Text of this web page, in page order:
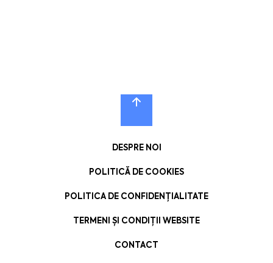
DESPRE NOI
POLITICĂ DE COOKIES
POLITICA DE CONFIDENȚIALITATE
TERMENI ȘI CONDIȚII WEBSITE
CONTACT